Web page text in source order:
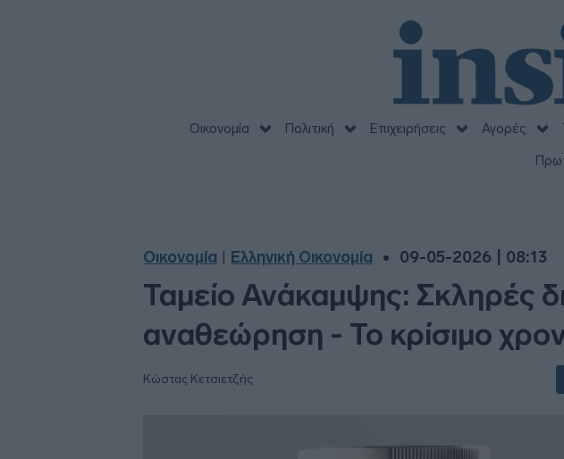
Οικονομία Πολιτική Επιχειρήσεις Αγορές
Οικονομία Ελληνική Οικονομία 09-05-2026 | 08:13
Ταμείο Ανάκαμψης: Σκληρές
αναθεώρηση - Το κρίσιμο
Κώστας Κετσιετζής